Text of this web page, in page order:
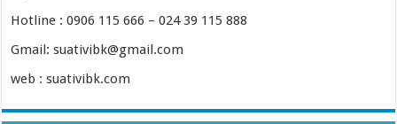
Hotline : 0906 115 666 – 024 39 115 888
Gmail: suativibk@gmail.com
web : suativibk.com